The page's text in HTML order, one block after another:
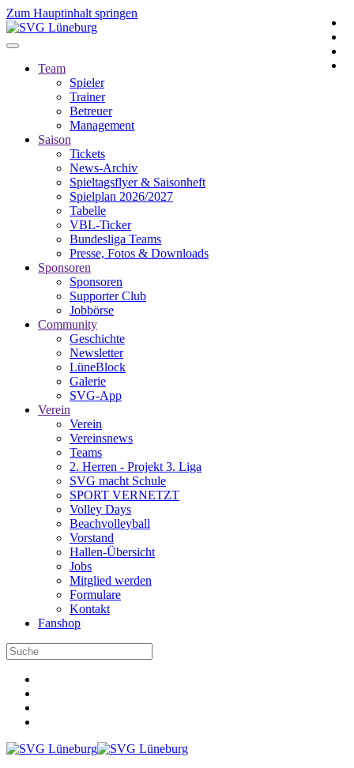
Zum Hauptinhalt springen
Team
Spieler
Trainer
Betreuer
Management
Saison
Tickets
News-Archiv
Spieltagsflyer & Saisonheft
Spielplan 2026/2027
Tabelle
VBL-Ticker
Bundesliga Teams
Presse, Fotos & Downloads
Sponsoren
Sponsoren
Supporter Club
Jobbörse
Community
Geschichte
Newsletter
LüneBlock
Galerie
SVG-App
Verein
Verein
Vereinsnews
Teams
2. Herren - Projekt 3. Liga
SVG macht Schule
SPORT VERNETZT
Volley Days
Beachvolleyball
Vorstand
Hallen-Übersicht
Jobs
Mitglied werden
Formulare
Kontakt
Fanshop